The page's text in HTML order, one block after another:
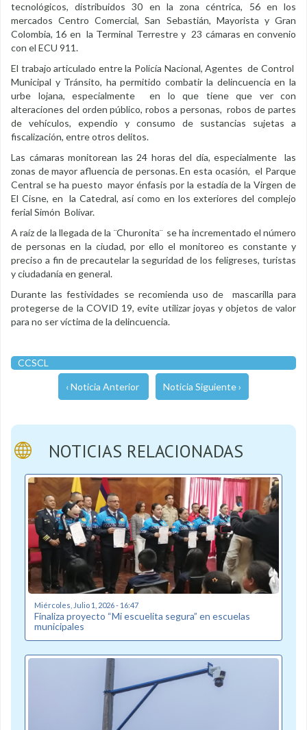
tecnológicos, distribuidos 30 en la zona céntrica, 56 en los
mercados Centro Comercial, San Sebastián, Mayorista y Gran
Colombia, 16 en la Terminal Terrestre y 23 cámaras en convenio
con el ECU 911.
El trabajo articulado entre la Policía Nacional, Agentes de Control
Municipal y Tránsito, ha permitido combatir la delincuencia en la
urbe lojana, especialmente en lo que tiene que ver con
alteraciones del orden público, robos a personas, robos de partes
de vehículos, expendio y consumo de sustancias sujetas a
fiscalización, entre otros delitos.
Las cámaras monitorean las 24 horas del día, especialmente las
zonas de mayor afluencia de personas. En esta ocasión, el Parque
Central se ha puesto mayor énfasis por la estadía de la Virgen de
El Cisne, en la Catedral, así como en los exteriores del complejo
ferial Simón Bolívar.
A raíz de la llegada de la ¨Churonita¨ se ha incrementado el número
de personas en la ciudad, por ello el monitoreo es constante y
preciso a fin de precautelar la seguridad de los feligreses, turistas
y ciudadanía en general.
Durante las festividades se recomienda uso de mascarilla para
protegerse de la COVID 19, evite utilizar joyas y objetos de valor
para no ser víctima de la delincuencia.
CCSCL
‹ Noticia Anterior Noticia Siguiente ›
NOTICIAS RELACIONADAS
Miércoles, Julio 1, 2026 - 16:47
Finaliza proyecto “Mi escuelita segura” en escuelas
municipales